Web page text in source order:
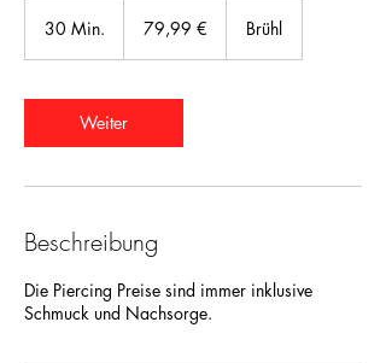
30 Min.
i
n
.
79,99 € Brühl
Weiter
Beschreibung
Die Piercing Preise sind immer inklusive
Schmuck und Nachsorge.